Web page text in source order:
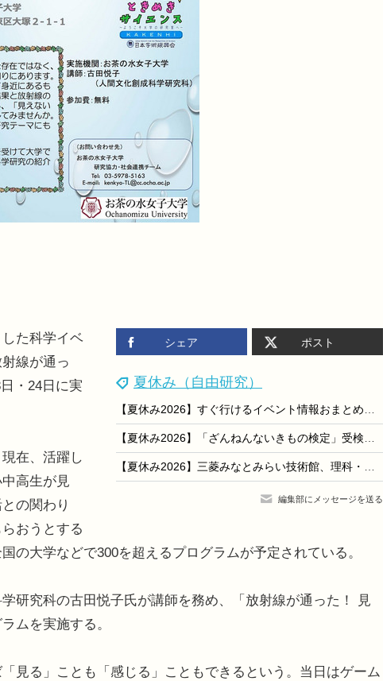
シェア ポスト
夏休み（自由研究）
【夏休み2026】すぐ行けるイベント情報おまとめ便＜8/9-15開催＞
【夏休み2026】「ざんねんないきもの検定」受検者に自由研究シート提供
【夏休み2026】三菱みなとみらい技術館、理科・算数のふしぎ教室8/8
編集部にメッセージを送る
た科学イベ
線が通っ
・24日に実
在、活躍し
高生が見
の関わり
おうとする
の大学などで300を超えるプログラムが予定されている。
研究科の古田悦子氏が講師を務め、「放射線が通った！ 見
ムを実施する。
見る」ことも「感じる」こともできるという。当日はゲーム